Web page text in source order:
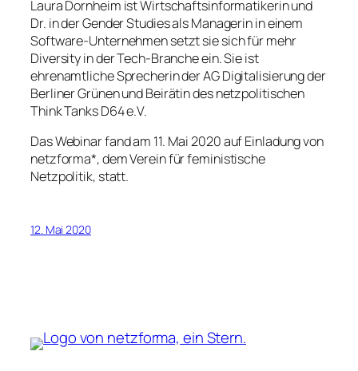
Laura Dornheim ist Wirtschaftsinformatikerin und
Dr. in der Gender Studies als Managerin in einem
Software-Unternehmen setzt sie sich für mehr
Diversity in der Tech-Branche ein. Sie ist
ehrenamtliche Sprecherin der AG Digitalisierung der
Berliner Grünen und Beirätin des netzpolitischen
Think Tanks D64 e.V.
Das Webinar fand am 11. Mai 2020 auf Einladung von
netzforma*, dem Verein für feministische
Netzpolitik, statt.
12. Mai 2020